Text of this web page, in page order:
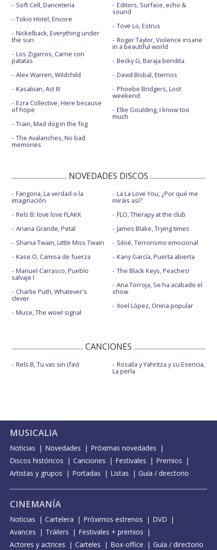
Soft Cell, Danceteria
Tokio Hotel, Encore
Nickelback, Everything under
the sun
Los Zigarros, Carne con
patatas
Alex Warren, Wildchild
Kasabian, Act III
Ezra Collective, Here because
of hope
Train, Mad dog in the fog
The Avalanches, No bad
memories
Editors, Surface, echo &
sound
Tove Lo, Estrus
Roger Taylor, Violence insane
in a beautiful world
Becky G, Baraja bendita
David Bisbal, Eternos
Phoebe Bridgers, Lost
weekend
Ellie Goulding, I know too
much
NOVEDADES DISCOS
Fangoria, La verdad o la
imaginación
Rels B: love love FLAKK
Ariana Grande, Petal
Shania Twain, Little Miss Twain
Kase.O, Camisa de fuerza
Manuel Carrasco, Pueblo
salvaje I
Charlie Puth, Whatever's
clever
Muse, The wow! signal
La La Love You, ¿Por qué me
miráis así?
FLO, Therapy at the club
James Blake, Trying times
Siloé, Terrorismo emocional
Kany García, Puerta abierta
The Black Keys, Peaches!
Ana Torroja, Se ha acabado el
show
Xoel López, Oniria popular
CANCIONES
Rels B, Tu vas sin (fav) Rosalía y Yahritza y su Esencia,
La perla
MUSICALIA
Noticias Novedades
Próximas novedades
Discos históricos
Canciones Festivales
Premios
Artistas y grupos
Portadas Listas Guía / directorio
CINEMANÍA
Noticias Cartelera Próximos estrenos
DVD
Avances
Tráilers
Festivales + premios
Actores y actrices
Carteles Box-office Guía / directorio